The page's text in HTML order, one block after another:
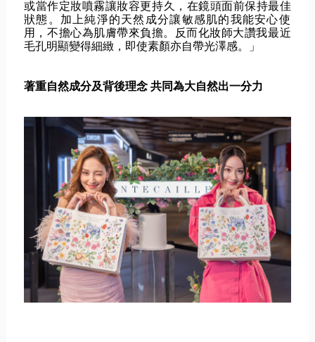
或當作定妝噴霧讓妝容更持久，在鏡頭面前保持最佳
狀態。 加上純淨的天然成分讓敏感肌的我能安心使
用，不擔心為肌膚帶來負擔。反而化妝師大讚我最近
毛孔明顯變得細緻， 即使素顏亦自帶光澤感。」
著重自然成分及背後理念 共同為大自然出一分力